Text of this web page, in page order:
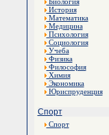
История
Математика
Медицина
Психология
Социология
Учеба
Физика
Философия
Химия
Экономика
Юриспруденция
Спорт
Спорт